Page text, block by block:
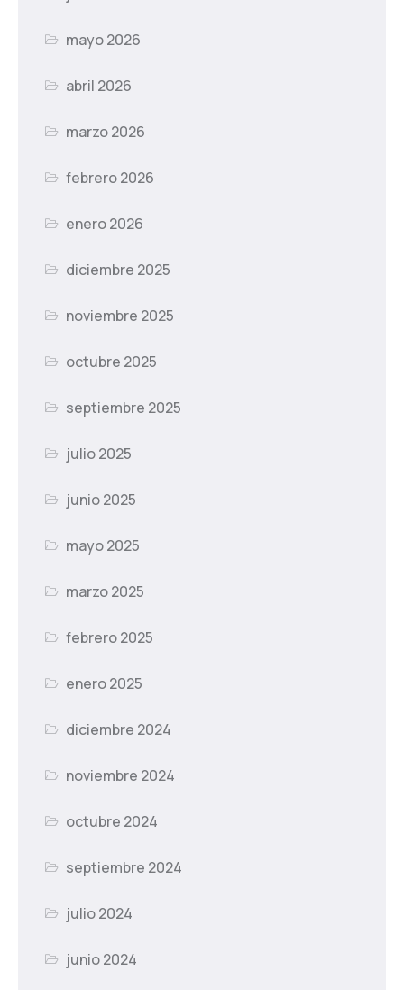
mayo 2026
abril 2026
marzo 2026
febrero 2026
enero 2026
diciembre 2025
noviembre 2025
octubre 2025
septiembre 2025
julio 2025
junio 2025
mayo 2025
marzo 2025
febrero 2025
enero 2025
diciembre 2024
noviembre 2024
octubre 2024
septiembre 2024
julio 2024
junio 2024